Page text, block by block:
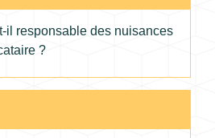
il responsable des nuisances
?